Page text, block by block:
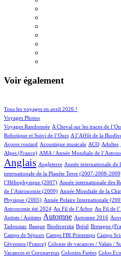
Voir également
Tous les voyages en avril 2026 !
207/986
Voyages Photos
167/986
Voyages Randonnée
4/986 A Cheval sur les traces de
5/986
Robotique et Suivi de l’Ours
4/986 A l’Affût de la
2/986
4/986
1/986
Açores routard
2/986 Acoustique musicale
100/986 ACQ
32/986 Adultes
12/986
2/986
80/986
24/986
Alpes (France)
12/986 AMA / Année Mondiale de
6/986
277/986
758/986
Anglais
74/986 Angleterre
6/986 Année internationale
13/986
internationale de la Planète Terre (2007-2008-
4/986
l’Héliophysique (2007)
1/986 Année internationale des
12/986
de l’Astronomie (2009)
2/986 Année Mondiale de la
14/986
Physique (2005)
5/986 Année Polaire Internationale
3/986
1/986
52/986
Astronomie été 2024
22/986 Au Fil de l’Arbre
14/986 Au Fil de
2/986
1/986
2/986
Autiste / Autistes
464/986 Automne
4/986 Automne 2016
5/986
1/986
2/986
Tadoussac
1/986 Basque
85/986 Biodiversita
1/986 Brésil
14/986 Bretagne
111/986
Camps de Séjours
2/986 Camps FBI Printemps
14/986 Camps
5/986
2/986
1/986
Cévennes (France)
1/986 Colonie de vacances / Valais /
4/986
3/986
Vacances et Coronavirus
1/986 Colonies Futées
1/986 Colos
1/986
2/986